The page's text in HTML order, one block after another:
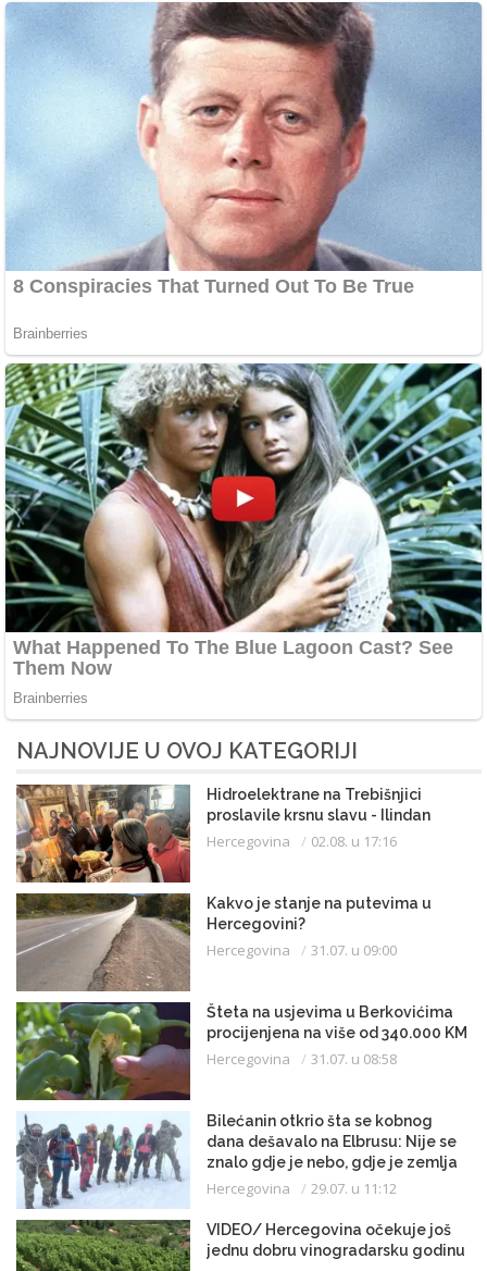
NAJNOVIJE U OVOJ KATEGORIJI
Hidroelektrane na Trebišnjici
proslavile krsnu slavu - Ilindan
Hercegovina 02.08. u 17:16
Kakvo je stanje na putevima u
Hercegovini?
Hercegovina 31.07. u 09:00
Šteta na usjevima u Berkovićima
procijenjena na više od 340.000 KM
Hercegovina 31.07. u 08:58
Bilećanin otkrio šta se kobnog
dana dešavalo na Elbrusu: Nije se
znalo gdje je nebo, gdje je zemlja
Hercegovina 29.07. u 11:12
VIDEO/ Hercegovina očekuje još
jednu dobru vinogradarsku godinu